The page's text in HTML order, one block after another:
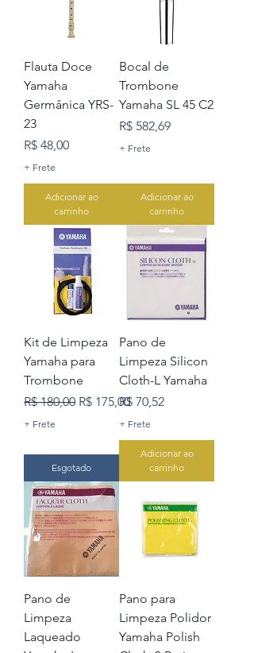
Flauta Doce
Yamaha
Germânica YRS-
23
Preço
R$ 48,00
+ Frete
Adicionar ao
carrinho
Bocal de
Trombone
Yamaha SL 45 C2
Preço
R$ 582,69
+ Frete
Adicionar ao
carrinho
Kit de Limpeza
Yamaha para
Trombone
Preço normal
R$ 180,00 Preço promocional
R$ 175,00
+ Frete
Esgotado
Pano de
Limpeza Silicon
Cloth-L Yamaha
Preço
R$ 70,52
+ Frete
Adicionar ao
carrinho
Pano de
Limpeza
Laqueado
Pano para
Limpeza Polidor
Yamaha Polish